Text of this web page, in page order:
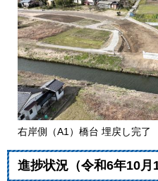
右岸側（A1）橋台 埋戻し完了​
進捗状況（令和6年10月